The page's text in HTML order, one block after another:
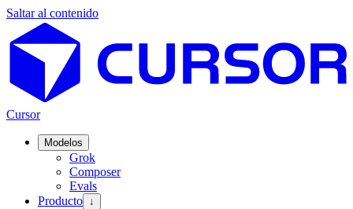
Saltar al contenido
Cursor
Modelos
Grok
Composer
Evals
Producto ↓